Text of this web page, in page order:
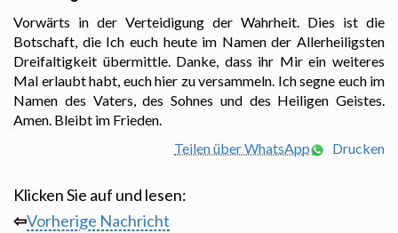
Vorwärts in der Verteidigung der Wahrheit. Dies ist die
Botschaft, die Ich euch heute im Namen der Allerheiligsten
Dreifaltigkeit übermittle. Danke, dass ihr Mir ein weiteres
Mal erlaubt habt, euch hier zu versammeln. Ich segne euch im
Namen des Vaters, des Sohnes und des Heiligen Geistes.
Amen. Bleibt im Frieden.
Teilen über WhatsApp
Drucken
Klicken Sie auf und lesen:
⇦Vorherige Nachricht